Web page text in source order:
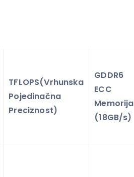
TFLOPS(Vrhunska
Pojedinačna
Preciznost)
GDDR6
ECC
Memorija
(18GB/s)